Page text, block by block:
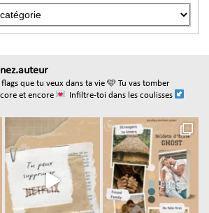
que tu veux dans ta vie 🩵 Tu vas tomber
et encore
Infiltre-toi dans les coulisses